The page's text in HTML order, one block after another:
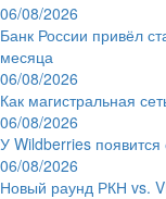
06/08/2026
Банк России привёл
месяца
06/08/2026
Как магистральная
06/08/2026
У Wildberries
06/08/2026
Новый раунд РКН vs.